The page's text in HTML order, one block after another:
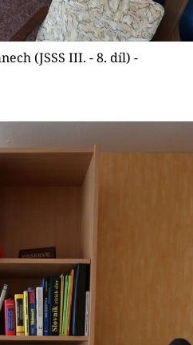
(JSSS III. - 8. díl) -